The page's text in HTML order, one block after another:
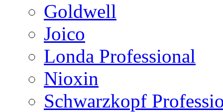
Goldwell
Joico
Londa Professional
Nioxin
Schwarzkopf